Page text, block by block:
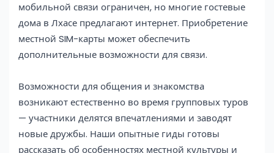
мобильной связи ограничен, но многие гостевые
дома в Лхасе предлагают интернет. Приобретение
местной SIM-карты может обеспечить
дополнительные возможности для связи.
Возможности для общения и знакомства
возникают естественно во время групповых туров
— участники делятся впечатлениями и заводят
новые дружбы. Наши опытные гиды готовы
рассказать об особенностях местной культуры и